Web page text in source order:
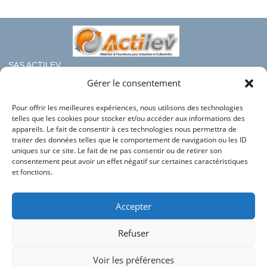
Gérer le consentement
Pour offrir les meilleures expériences, nous utilisons des technologies
telles que les cookies pour stocker et/ou accéder aux informations des
appareils. Le fait de consentir à ces technologies nous permettra de
traiter des données telles que le comportement de navigation ou les ID
uniques sur ce site. Le fait de ne pas consentir ou de retirer son
consentement peut avoir un effet négatif sur certaines caractéristiques
et fonctions.
Accepter
Refuser
Voir les préférences
846,95 €
SAS ACTILEV
112 bis rue haute de Crouin
Téléphone : 05.45.36.08.19
Mail : contact@france-rayonnage.fr
Nos autres sites du groupe :
Actilev
Bac en Plastique
Conditions générales de vente